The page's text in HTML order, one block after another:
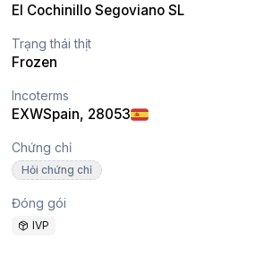
El Cochinillo Segoviano SL
Trạng thái thịt
Frozen
Incoterms
EXWSpain, 28053
Chứng chỉ
Hỏi chứng chỉ
Đóng gói
IVP